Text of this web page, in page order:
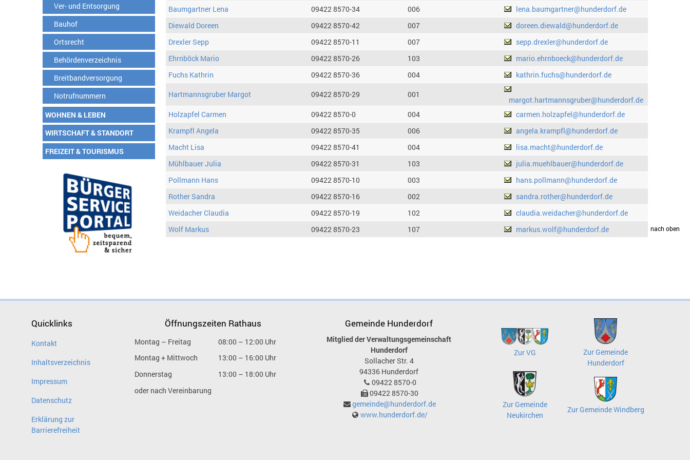
Ver- und Entsorgung
Bauhof
Ortsrecht
Behördenverzeichnis
Breitbandversorgung
Notrufnummern
WOHNEN & LEBEN
WIRTSCHAFT & STANDORT
FREIZEIT & TOURISMUS
Baumgartner Lena
09422 8570-34 006
lena.baumgartner@hunderdorf.de
Diewald Doreen
09422 8570-42 007
doreen.diewald@hunderdorf.de
Drexler Sepp
09422 8570-11 007
sepp.drexler@hunderdorf.de
Ehrnböck Mario
09422 8570-26 103
mario.ehrnboeck@hunderdorf.de
Fuchs Kathrin
09422 8570-36 004
kathrin.fuchs@hunderdorf.de
Hartmannsgruber Margot
09422 8570-29 001
margot.hartmannsgruber@hunderdorf.de
Holzapfel Carmen
09422 8570-0 004
carmen.holzapfel@hunderdorf.de
Krampfl Angela
09422 8570-35 006
angela.krampfl@hunderdorf.de
Macht Lisa
09422 8570-41 004
lisa.macht@hunderdorf.de
Mühlbauer Julia
09422 8570-31 103
julia.muehlbauer@hunderdorf.de
Pollmann Hans
09422 8570-10 003
hans.pollmann@hunderdorf.de
Rother Sandra
09422 8570-16 002
sandra.rother@hunderdorf.de
Weidacher Claudia
09422 8570-19 102
claudia.weidacher@hunderdorf.de
Wolf Markus
09422 8570-23 107 markus.wolf@hunderdorf.dedrucken nach oben
Quicklinks
Kontakt
Inhaltsverzeichnis
Impressum
Datenschutz
Erklärung zur
Barrierefreiheit
Öffnungszeiten Rathaus
Montag – Freitag
08:00 – 12:00 Uhr
Montag + Mittwoch
13:00 – 16:00 Uhr
Donnerstag
13:00 – 18:00 Uhr
oder nach Vereinbarung
Gemeinde Hunderdorf
Mitglied der Verwaltungsgemeinschaft
Hunderdorf
Sollacher Str. 4
94336 Hunderdorf
09422 8570-0
09422 8570-30
gemeinde@hunderdorf.de
www.hunderdorf.de/
Zur VG
Zur Gemeinde
Hunderdorf
Zur Gemeinde
Neukirchen
Zur Gemeinde Windberg